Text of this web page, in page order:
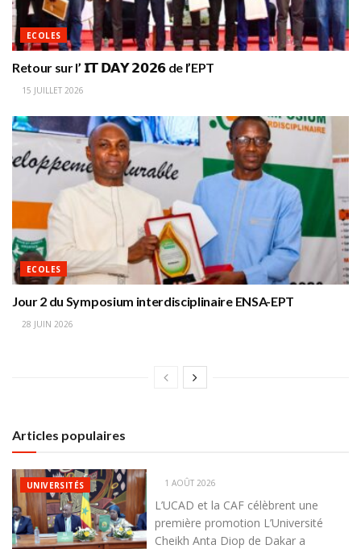
ECOLES
Retour sur l’ 𝗜𝗧 𝗗𝗔𝗬 𝟮𝟬𝟮𝟲 de l’EPT
15 JUILLET 2026
ECOLES
Jour 2 du Symposium interdisciplinaire ENSA-EPT
28 JUIN 2026
Articles populaires
UNIVERSITÉS 1 AOÛT 2026
L’UCAD et la CAF célèbrent une
première promotion L’Université
Cheikh Anta Diop de Dakar a